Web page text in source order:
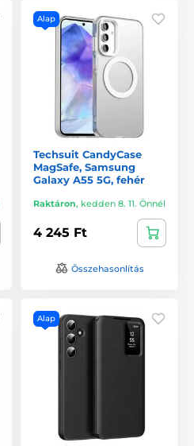
Alap
Techsuit CandyCase
MagSafe, Samsung
Galaxy A55 5G, fehér
Raktáron, kedden 8. 11. Önnél
4 245 Ft
Összehasonlítás
Alap